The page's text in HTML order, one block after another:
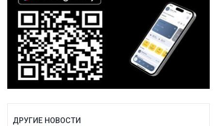
ДРУГИЕ НОВОСТИ